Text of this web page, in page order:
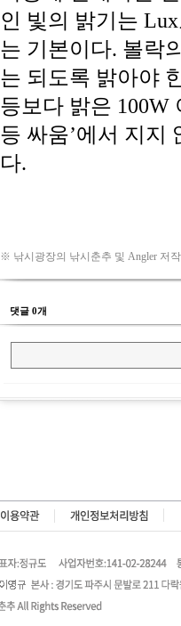
※ 낚시광장의 낚시춘추 및 Angler 저
댓글 0개